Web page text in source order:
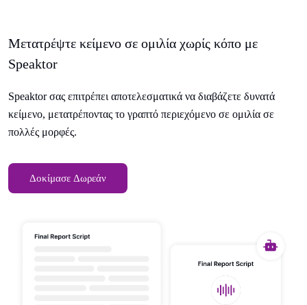
Μετατρέψτε κείμενο σε ομιλία χωρίς κόπο με
Speaktor
Speaktor σας επιτρέπει αποτελεσματικά να διαβάζετε δυνατά
κείμενο, μετατρέποντας το γραπτό περιεχόμενο σε ομιλία σε
πολλές μορφές.
Δοκίμασε Δωρεάν